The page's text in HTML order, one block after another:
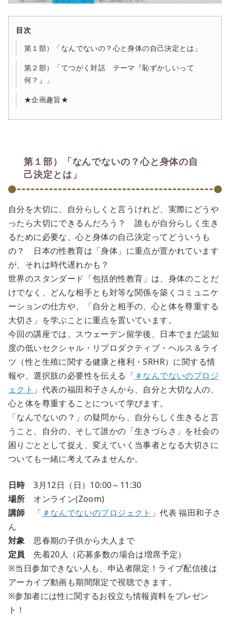
目次
第１部）「なんでないの？心と身体の自己決定とは」
第２部）「てつがく対話 テーマ『恥ずかしいって
何？』」
★企画趣旨★
第１部）「なんでないの？心と身体の自
己決定とは」
自分を大切に、自分らしくと言うけれど、実際にどうや
ったら大切にできるんだろう？ 誰もが自分らしく生き
るために必要な、心と身体の自己決定ってどういうも
の？ 日本の性教育は「身体」に重点が置かれています
が、それは時代遅れかも？
世界のスタンダード「包括的性教育」は、身体のことだ
けでなく、どんな相手とも対等な関係を築くコミュニケ
ーションの仕方や、「自分と相手の、心と体を尊重する
大切さ」を学ぶことに重点を置いています。
今回の講座では、スウェーデン留学後、日本でまだ認知
度の低いセクシャル・リプロダクティブ・ヘルス＆ライ
ツ（性と生殖に関する健康と権利・SRHR）に関する情
報や、選択肢の必要性を伝える「＃なんでないのプロジ
ェクト 」代表の福田和子さんから、自分と大切な人の、
心と体を尊重することについて学びます。
「なんでないの？」の疑問から、自分らしく生きると言
うこと、自分の、そして誰かの「生きづらさ」を社会の
困りごととして捉え、変えていく当事者となる大切さに
ついても一緒に考えてみませんか。
日時3月12日（日）10:00～11:30
場所 オンライン(Zoom)
講師
「 ＃なんでないのプロジェクト 」代表 福田和子さ
ん
対象思春期の子供から大人まで
定員 先着20人（応募多数の場合は増席予定）
※当日参加できない人も、申込者限定！ライブ配信後は
アーカイブ動画も期間限定で視聴できます。
※参加者には性に関するお役立ち情報資料をプレゼン
ト！